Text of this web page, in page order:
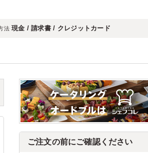
法 現金 / 請求書 / クレジットカード
ご注文の前にご確認ください